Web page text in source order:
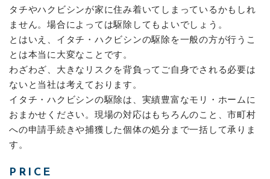
タチやハクビシンが家に住み着いてしまっているかもしれ
ません。場合によっては駆除してもよいでしょう。
とはいえ、イタチ・ハクビシンの駆除を一般の方が行うこ
とは本当に大変なことです。
わざわざ、大きなリスクを背負ってご自身でされる必要は
ないと当社は考えております。
イタチ・ハクビシンの駆除は、実績豊富なモリ・ホームに
おまかせください。現場の対応はもちろんのこと、市町村
への申請手続きや捕獲した個体の処分まで一括して承りま
す。
PRICE